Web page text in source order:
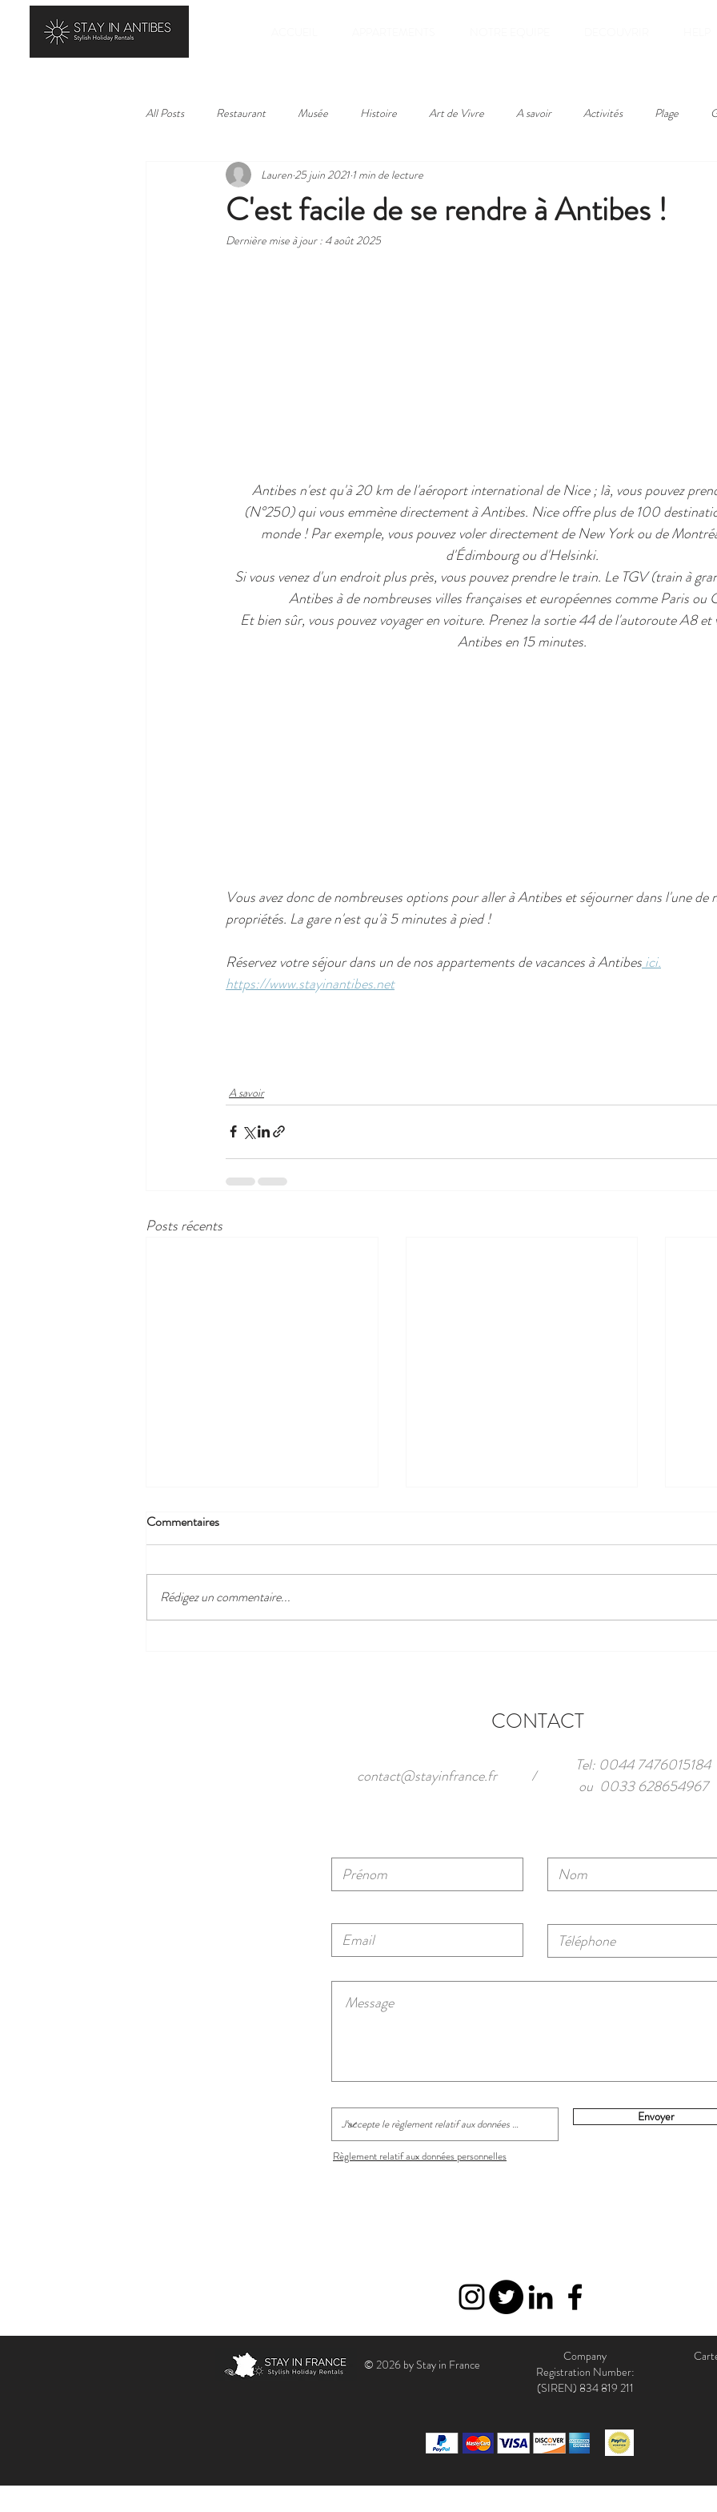
All Posts Restaurant Musée Histoire Art de Vivre A savoir Activités Plage
C'est facile de se rendre à Antibes !
Lauren25 juin 2021 1 min de lecture
Dernière mise à jour : 4 août 2025
Antibes n'est qu'à 20 km de l'aéroport international de Nice ; là, vous pouvez
(N°250) qui vous emmène directement à Antibes. Nice offre plus de 100
monde ! Par exemple, vous pouvez voler directement de New York ou de
d'Édimbourg ou d'Helsinki.
Si vous venez d'un endroit plus près, vous pouvez prendre le train. Le TGV (train à
Antibes à de nombreuses villes françaises et européennes comme Paris ou
Et bien sûr, vous pouvez voyager en voiture. Prenez la sortie 44 de l'autoroute A8 et
Antibes en 15 minutes.
Vous avez donc de nombreuses options pour aller à Antibes et séjourner dans l'une de
propriétés. La gare n'est qu'à 5 minutes à pied !
Réservez votre séjour dans un de nos appartements de vacances à Antibes ici.
https://www.stayinantibes.net
A savoir
Posts récents
Commentaires
Rédigez un commentaire...
CONTACT
contact@stayinfrance.fr /
Tel: 0044 7476015184
ou 0033 628654967
Envoyer
Règlement relatif aux données personnelles
© 2026 by Stay in France
Company
Registration Number:
(SIREN) 834 819 211